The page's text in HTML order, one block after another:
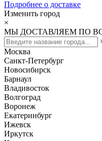
Подробнее о доставке
Изменить город
×
МЫ ДОСТАВЛЯЕМ ПО
Москва
Санкт-Петербург
Новосибирск
Барнаул
Владивосток
Волгоград
Воронеж
Екатеринбург
Ижевск
Иркутск